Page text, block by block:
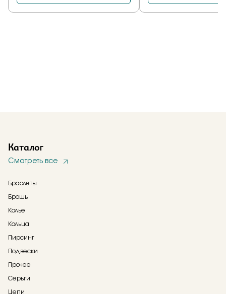
Каталог
Смотреть все
Браслеты
Брошь
Колье
Кольца
Пирсинг
Подвески
Прочее
Серьги
Цепи